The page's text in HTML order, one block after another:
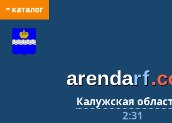
≡ каталог
arendarf
Калужская
2:31